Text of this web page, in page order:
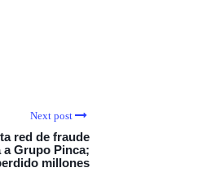
Next post
red de fraude
Grupo Pinca;
millones